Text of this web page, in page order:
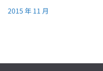
2015 年 11 月